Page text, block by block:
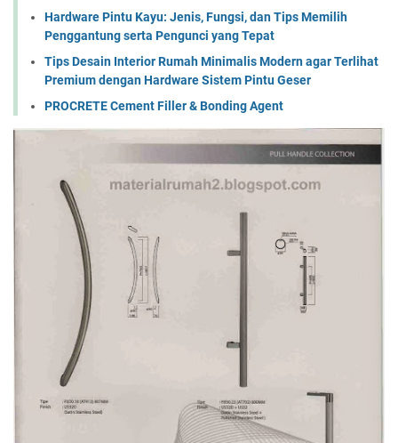
Hardware Pintu Kayu: Jenis, Fungsi, dan Tips Memilih
Penggantung serta Pengunci yang Tepat
Tips Desain Interior Rumah Minimalis Modern agar Terlihat
Premium dengan Hardware Sistem Pintu Geser
PROCRETE Cement Filler & Bonding Agent